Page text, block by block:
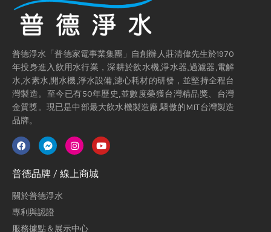
普德淨水「普德家電事業集團」自創辦人莊清偉先生於1970
年投身進入飲用水行業，深耕於飲水機,淨水器,過濾器,電解
水,水素水,開水機,淨水設備,濾心耗材的研發，並堅持全程台
灣製造。至今已有50年歷史,並數度榮獲台灣精品獎、台灣
金質獎。現已是中部最大飲水機製造廠,驕傲的MIT台灣製造
品牌。
普德品牌 / 線上商城
關於普德淨水
專利與認證
服務據點＆展示中心